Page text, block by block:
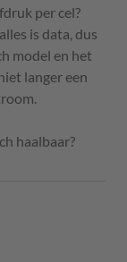
per cel?
is data, dus
model en het
langer een
haalbaar?